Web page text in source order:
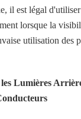
il est légal d'utiliser
lorsque la
utilisation des
Lumières